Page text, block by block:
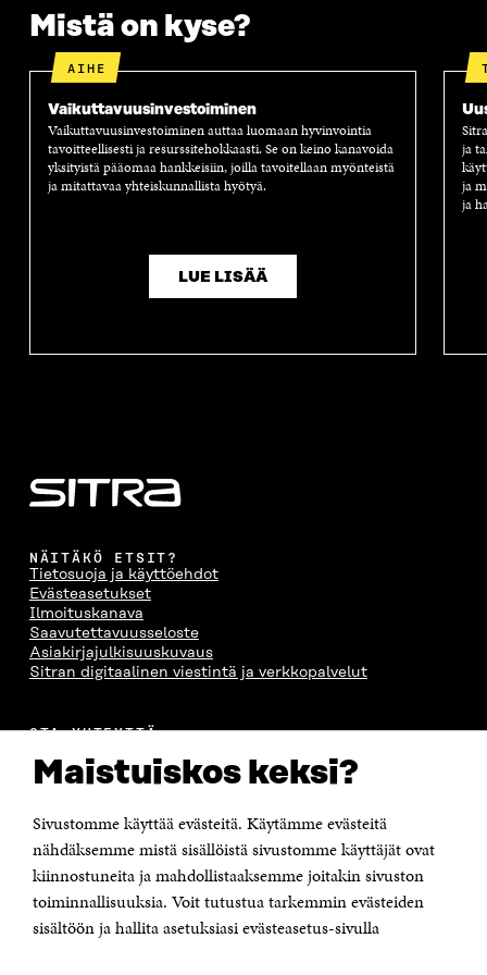
Maistuiskos keksi?
Sivustomme käyttää evästeitä. Käytämme evästeitä
nähdäksemme mistä sisällöistä sivustomme käyttäjät ovat
kiinnostuneita ja mahdollistaaksemme joitakin sivuston
toiminnallisuuksia. Voit tutustua tarkemmin evästeiden
sisältöön ja hallita asetuksiasi evästeasetus-sivulla
Mistä on kyse?
AIHE
Vaikuttavuus­investoiminen
Vaikuttavuusinvestoiminen auttaa luomaan hyvinvointia
tavoitteellisesti ja resurssitehokkaasti. Se on keino kanavoida
yksityistä pääomaa hankkeisiin, joilla tavoitellaan myönteistä
ja mitattavaa yhteiskunnallista hyötyä.
LUE LISÄÄ
ja
ja
ja
NÄITÄKÖ ETSIT?
Tietosuoja ja käyttöehdot
Evästeasetukset
Ilmoituskanava
Saavutettavuusseloste
Asiakirjajulkisuuskuvaus
Sitran digitaalinen viestintä ja verkkopalvelut
OTA YHTEYTTÄ
Itämerenkatu 11-13, PL 160,
00181 Helsinki
Puhelin +358 294 618 991
Sähköpostiosoite
Saapumisohjeet
Y-tunnus 0202132-3